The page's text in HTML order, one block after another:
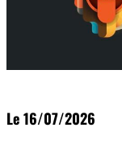
Le 16/07/2026